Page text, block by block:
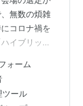
無数の煩雑
コロナ禍を
イブリッド
ルトランス
ソフトバン
ートアップ
ォーム
ツール